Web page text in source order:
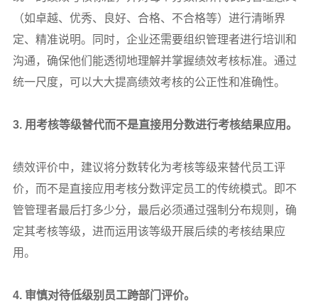
（如卓越、优秀、良好、合格、不合格等）进行清晰界
定、精准说明。同时，企业还需要组织管理者进行培训和
沟通，确保他们能透彻地理解并掌握绩效考核标准。通过
统一尺度，可以大大提高绩效考核的公正性和准确性。
3. 用考核等级替代而不是直接用分数进行考核结果应用。
绩效评价中，建议将分数转化为考核等级来替代员工评
价，而不是直接应用考核分数评定员工的传统模式。即不
管管理者最后打多少分，最后必须通过强制分布规则，确
定其考核等级，进而运用该等级开展后续的考核结果应
用。
4. 审慎对待低级别员工跨部门评价。